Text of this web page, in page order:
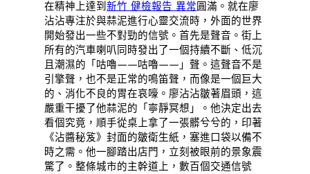
在精神上達到新竹 健檢報告 異常圓滿。就在廖
沾沾專注於與蒜泥進行心靈交流時，外面的世界
開始發出一些不對勁的信號。首先是聲音。街上
所有的汽車喇叭同時發出了一個持續不斷、低沉
且潮濕的「咕嚕——咕嚕——」聲。這聲音不是
引擎聲，也不是正常的鳴笛聲，而像是一個巨大
的、消化不良的胃在哀嚎。廖沾沾皺著眉頭，這
嚴重干擾了他蒜泥的「寧靜冥想」。他決定出去
看個究竟，順手從桌上拿了一張髒兮兮的，印著
《沾醬秘笈》封面的皺衛生紙，塞進口袋以備不
時之需。他一腳踏出店門，立刻被眼前的景象震
驚了。整條城市的主幹道上，數百個交通信號